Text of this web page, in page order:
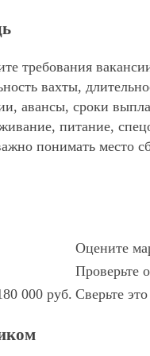
требования
вахты,
авансы, сроки
питание,
понимать место
Оцените
Проверьте
000 руб. Сверьте